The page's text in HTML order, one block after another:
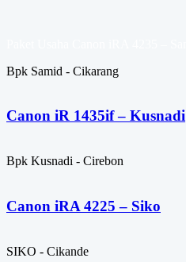
Bpk Samid - Cikarang
Canon iR 1435if – Kusnadi
Bpk Kusnadi - Cirebon
Canon iRA 4225 – Siko
SIKO - Cikande